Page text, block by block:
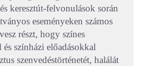
keresztút-felvonulások során
eseményeken számos
részt, hogy színes
színházi előadásokkal
szenvedéstörténetét, halálát